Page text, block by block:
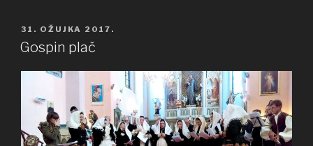
OBJAVLJENO
31. OŽUJKA 2017.
Gospin plač